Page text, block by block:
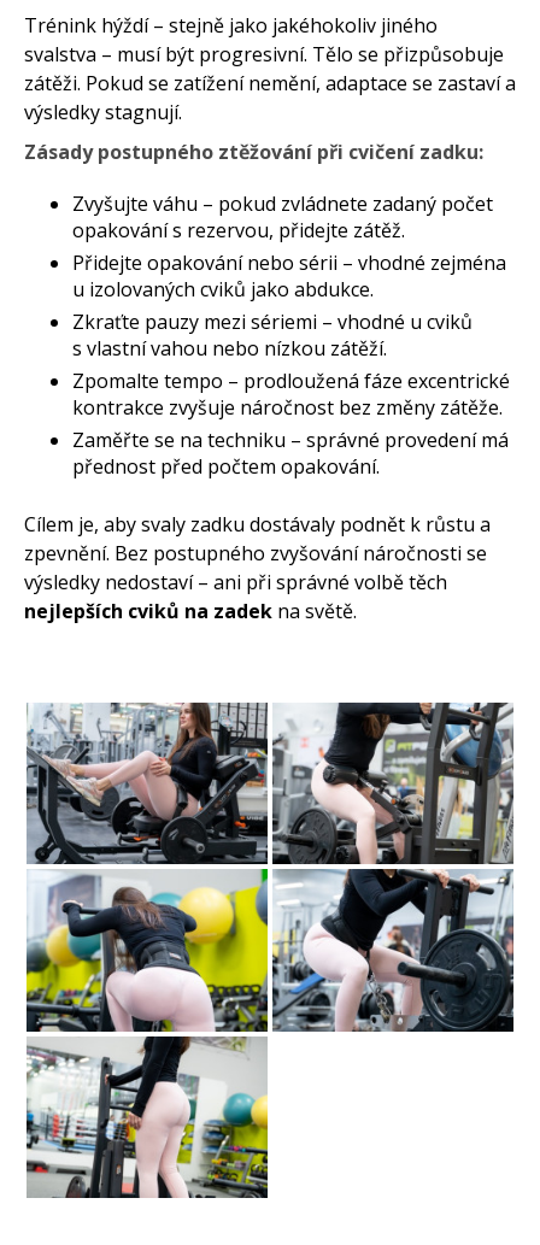
Trénink hýždí – stejně jako jakéhokoliv jiného
svalstva – musí být progresivní. Tělo se přizpůsobuje
zátěži. Pokud se zatížení nemění, adaptace se zastaví a
výsledky stagnují.
Zásady postupného ztěžování při cvičení zadku:
Zvyšujte váhu – pokud zvládnete zadaný počet
opakování s rezervou, přidejte zátěž.
Přidejte opakování nebo sérii – vhodné zejména
u izolovaných cviků jako abdukce.
Zkraťte pauzy mezi sériemi – vhodné u cviků
s vlastní vahou nebo nízkou zátěží.
Zpomalte tempo – prodloužená fáze excentrické
kontrakce zvyšuje náročnost bez změny zátěže.
Zaměřte se na techniku – správné provedení má
přednost před počtem opakování.
Cílem je, aby svaly zadku dostávaly podnět k růstu a
zpevnění. Bez postupného zvyšování náročnosti se
výsledky nedostaví – ani při správné volbě těch
nejlepších cviků na zadek na světě.